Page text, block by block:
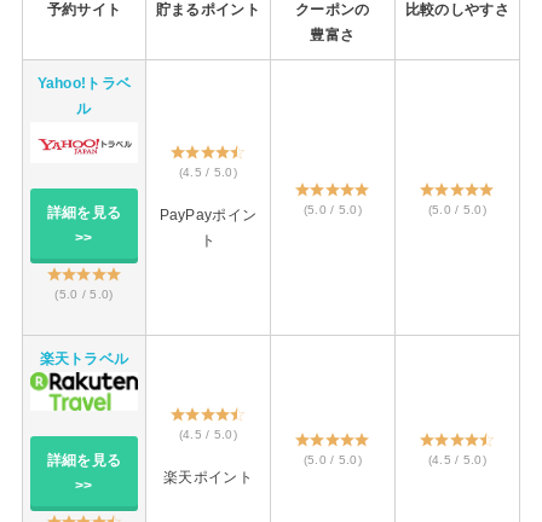
予約サイト 貯まるポイント
クーポンの
豊富さ
比較のしやすさ
Yahoo!トラベ
ル
詳細を見る
>>
(5.0 / 5.0)
(4.5 / 5.0)
PayPayポイン
ト
(5.0 / 5.0) (5.0 / 5.0)
楽天トラベル
詳細を見る
>>
(4.5 / 5.0)
楽天ポイント
(5.0 / 5.0) (4.5 / 5.0)